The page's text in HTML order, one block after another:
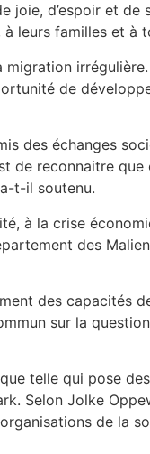
joie, d’espoir et
à leurs familles et à
migration
de
des échanges
de reconnaitre
t-il soutenu.
à la crise
des
des capacités
sur la
telle qui pose
Selon Jolke
de la